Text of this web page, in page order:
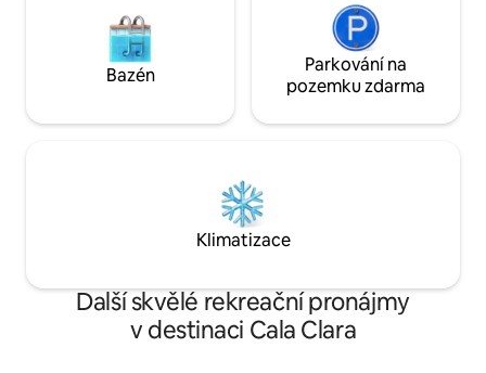
apartamentos de Ca'n Puig de Sòller.
Puede comunicarse con nosotros a
través de Airbnb en todo momento.
Este alojamiento es solo para adultos. No
interior del apartamento ni en las zonas
durante la estancia es responsabilidad
Bazén
Parkování na
pozemku zdarma
Klimatizace
Další skvělé rekreační pronájmy
v destinaci Cala Clara